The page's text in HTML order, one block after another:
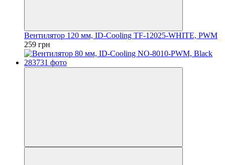
Вентилятор 120 мм, ID-Cooling TF-12025-WHITE, PWM
259 грн